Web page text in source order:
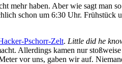
mehr haben. Aber wie sagt man
schon um 6:30 Uhr.
Pschorr-Zelt. Little did he
Allerdings kamen nur
vor uns, gaben wir auf.